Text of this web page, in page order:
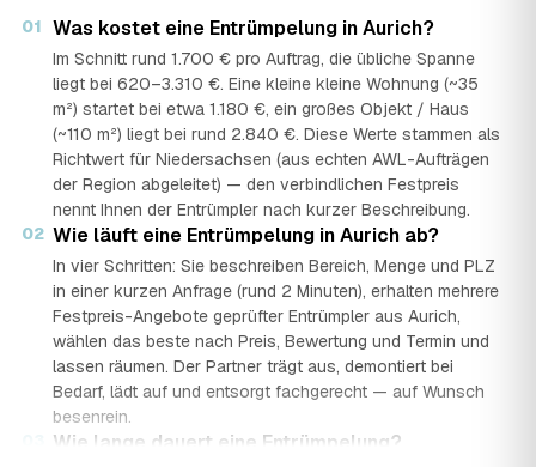
01 Was kostet eine Entrümpelung in Aurich?
Im Schnitt rund 1.700 € pro Auftrag, die übliche Spanne
liegt bei 620–3.310 €. Eine kleine kleine Wohnung (~35
m²) startet bei etwa 1.180 €, ein großes Objekt / Haus
(~110 m²) liegt bei rund 2.840 €. Diese Werte stammen als
Richtwert für Niedersachsen (aus echten AWL-Aufträgen
der Region abgeleitet) — den verbindlichen Festpreis
nennt Ihnen der Entrümpler nach kurzer Beschreibung.
02 Wie läuft eine Entrümpelung in Aurich ab?
In vier Schritten: Sie beschreiben Bereich, Menge und PLZ
in einer kurzen Anfrage (rund 2 Minuten), erhalten mehrere
Festpreis-Angebote geprüfter Entrümpler aus Aurich,
wählen das beste nach Preis, Bewertung und Termin und
lassen räumen. Der Partner trägt aus, demontiert bei
Bedarf, lädt auf und entsorgt fachgerecht — auf Wunsch
besenrein.
Wie lange dauert eine Entrümpelung?